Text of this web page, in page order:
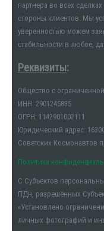
партнера во всех
стороны клиентов. Мы
уверенностью можем
стабильности в любое,
Реквизиты:
Общество с
ИНН: 2901245835
ОГРН: 1142901002111
Юридический адрес:
Советских Космонавтов
Политика
С Субъектов
ПДн, разрешённых
«Установлено
личных фотографий и